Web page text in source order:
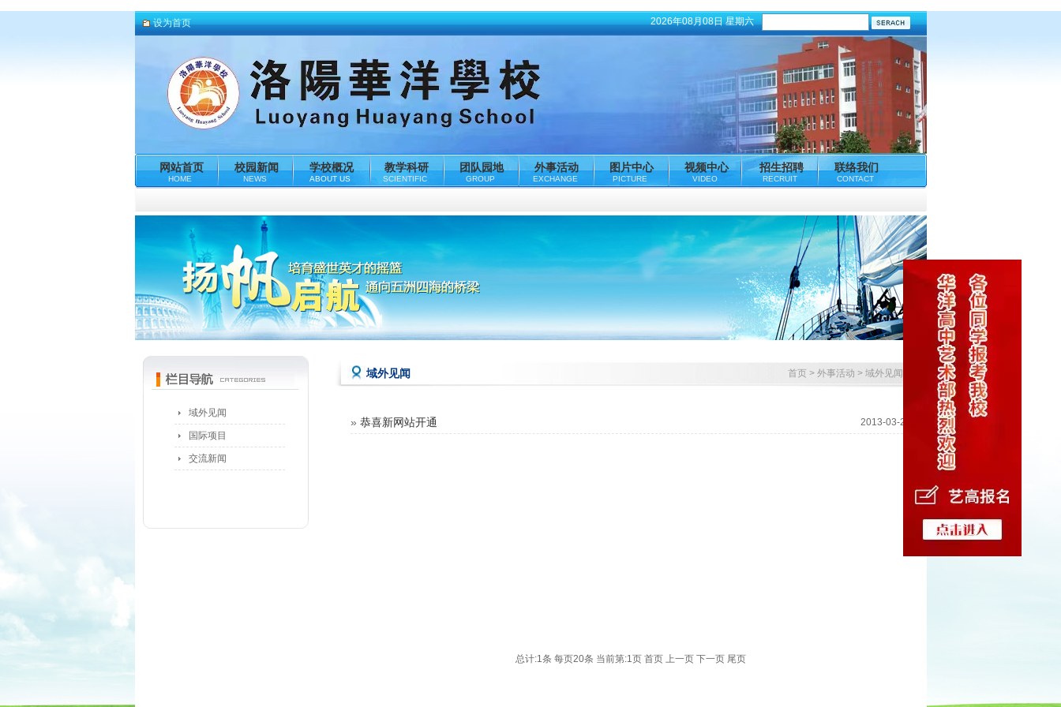
设为首页 2026年08月08日 星期六
网站首页
HOME
校园新闻
NEWS
学校概况
ABOUT US
教学科研
SCIENTIFIC
团队园地
GROUP
外事活动
EXCHANGE
图片中心
PICTURE
视频中心
VIDEO
招生招聘
RECRUIT
联络我们
CONTACT
域外见闻
国际项目
交流新闻
首页> 外事活动 > 域外见闻
域外见闻
2013-03-23
» 恭喜新网站开通
总计:1条 每页20条 当前第:1页 首页 上一页 下一页 尾页